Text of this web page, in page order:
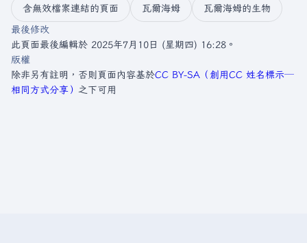
含無效檔案連結的頁面 瓦爾海姆
瓦爾海姆的生物
最後修改
此頁面最後編輯於 2025年7月10日 (星期四) 16:28。
版權
除非另有註明，否則頁面內容基於CC BY-SA（創用CC 姓名標示─
相同方式分享） 之下可用